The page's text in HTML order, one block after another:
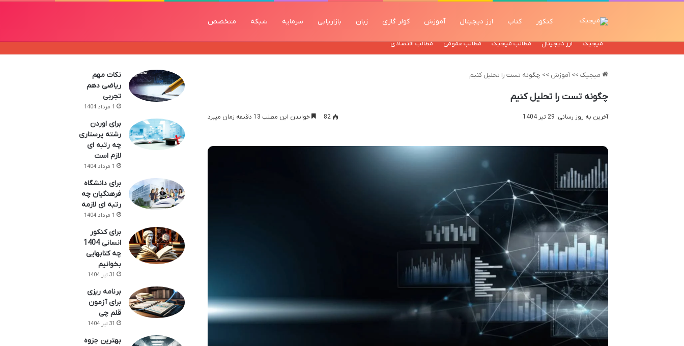
کنکور کتاب ارز دیجیتال آموزش کولر گازی زبان بازاریابی سرمایه شبکه متخصص
میجیک ارز دیجیتال مطالب میجیک مطالب عمومی مطالب اقتصادی
میجیک >> آموزش >> چگونه تست را تحلیل کنیم
چگونه تست را تحلیل کنیم
آخرین به روز رسانی: 29 تیر 1404 82 خواندن این مطلب 13 دقیقه زمان میبرد
نکات مهم
ریاضی دهم
تجربی
1 مرداد 1404
برای اوردن
رشته پرستاری
چه رتبه ای
لازم است
1 مرداد 1404
برای دانشگاه
فرهنگیان چه
رتبه ای لازمه
1 مرداد 1404
برای کنکور
انسانی 1404
چه کتابهایی
بخوانیم
31 تیر 1404
برنامه ریزی
برای آزمون
قلم چی
31 تیر 1404
بهترین جزوه